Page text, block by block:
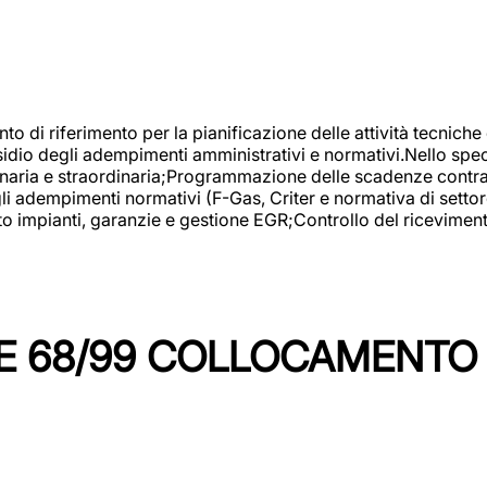
di riferimento per la pianificazione delle attività
degli adempimenti amministrativi e normativi.Nello
e straordinaria;Programmazione delle scadenze
normativi (F-Gas, Criter e normativa di
impianti, garanzie e gestione EGR;Controllo del
68/99